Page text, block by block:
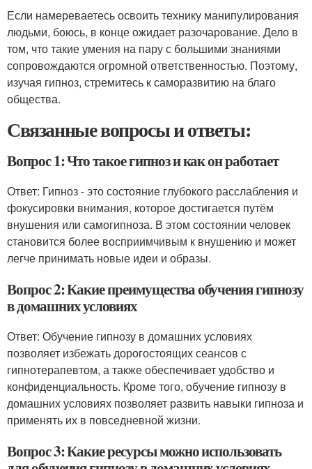
Если намереваетесь освоить технику манипулирования
людьми, боюсь, в конце ожидает разочарование. Дело в
том, что такие умения на пару с большими знаниями
сопровождаются огромной ответственностью. Поэтому,
изучая гипноз, стремитесь к саморазвитию на благо
общества.
Связанные вопросы и ответы:
Вопрос 1: Что такое гипноз и как он работает
Ответ: Гипноз - это состояние глубокого расслабления и
фокусировки внимания, которое достигается путём
внушения или самогипноза. В этом состоянии человек
становится более восприимчивым к внушению и может
легче принимать новые идеи и образы.
Вопрос 2: Какие преимущества обучения гипнозу
в домашних условиях
Ответ: Обучение гипнозу в домашних условиях
позволяет избежать дорогостоящих сеансов с
гипнотерапевтом, а также обеспечивает удобство и
конфиденциальность. Кроме того, обучение гипнозу в
домашних условиях позволяет развить навыки гипноза и
применять их в повседневной жизни.
Вопрос 3: Какие ресурсы можно использовать